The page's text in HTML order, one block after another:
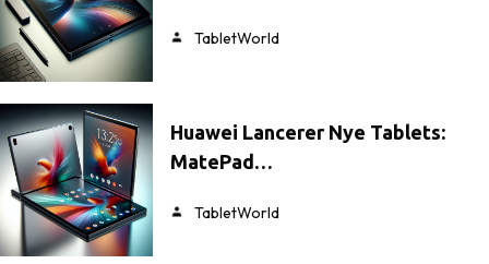
TabletWorld
Huawei Lancerer Nye Tablets:
MatePad…
TabletWorld